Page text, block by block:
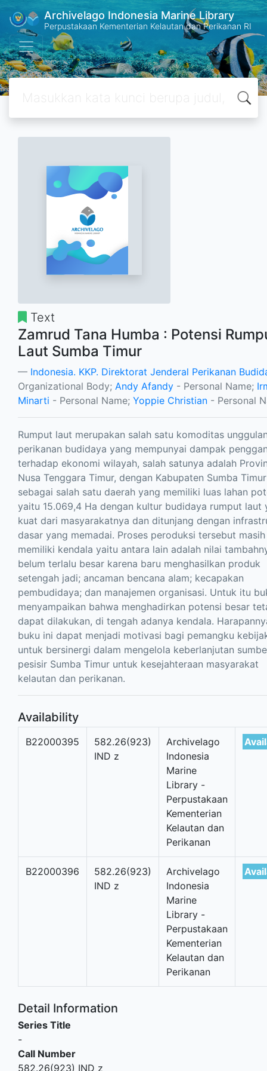
Archivelago Indonesia Marine Library
Perpustakaan Kementerian Kelautan dan Perikanan RI
Text
Zamrud Tana Humba : Potensi
Laut Sumba Timur
Indonesia. KKP. Direktorat Jenderal Perikanan
Organizational Body; Andy Afandy - Personal Name;
Minarti - Personal Name; Yoppie Christian - Personal
Rumput laut merupakan salah satu komoditas
perikanan budidaya yang mempunyai dampak
terhadap ekonomi wilayah, salah satunya adalah
Nusa Tenggara Timur, dengan Kabupaten Sumba Timur
sebagai salah satu daerah yang memiliki luas lahan
yaitu 15.069,4 Ha dengan kultur budidaya rumput laut
kuat dari masyarakatnya dan ditunjang dengan
dasar yang memadai. Proses peroduksi tersebut masih
memiliki kendala yaitu antara lain adalah nilai
belum terlalu besar karena baru menghasilkan produk
setengah jadi; ancaman bencana alam; kecapakan
pembudidaya; dan manajemen organisasi. Untuk itu
menyampaikan bahwa menghadirkan potensi besar
dapat dilakukan, di tengah adanya kendala.
buku ini dapat menjadi motivasi bagi pemangku
untuk bersinergi dalam mengelola keberlanjutan
pesisir Sumba Timur untuk kesejahteraan masyarakat
kelautan dan perikanan.
Availability
B22000395
582.26(923)
IND z
Archivelago
Indonesia
Marine
Library -
Perpustakaan
Kementerian
Kelautan dan
Perikanan
B22000396
582.26(923)
IND z
Archivelago
Indonesia
Marine
Library -
Perpustakaan
Kementerian
Kelautan dan
Perikanan
Detail Information
Series Title
-
Call Number
582.26(923) IND z